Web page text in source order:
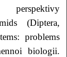
(Diptera,
problems
biologii.